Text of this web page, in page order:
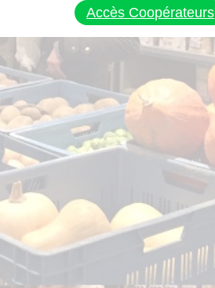
Accès Coopérateurs